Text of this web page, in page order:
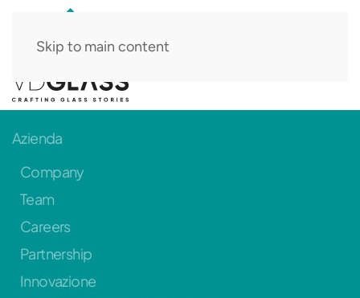
Skip to main content
IT
Azienda
Company
Team
Careers
Partnership
Innovazione